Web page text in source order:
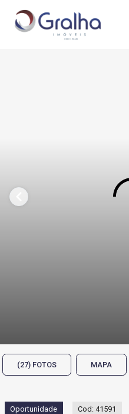
(27) FOTOS MAPA
Oportunidade Cod: 41591